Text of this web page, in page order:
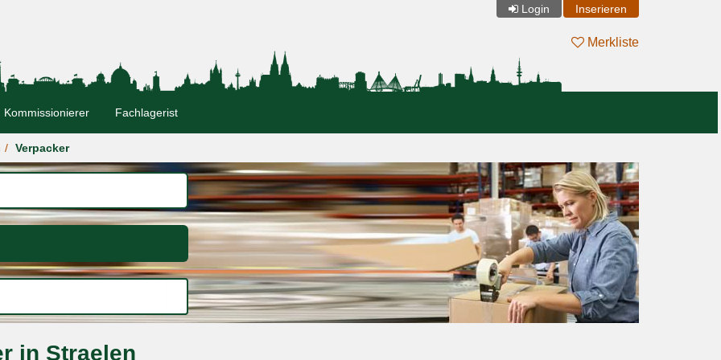
Login Inserieren
Merkliste
Kommissionierer Fachlagerist
Verpacker
in Straelen